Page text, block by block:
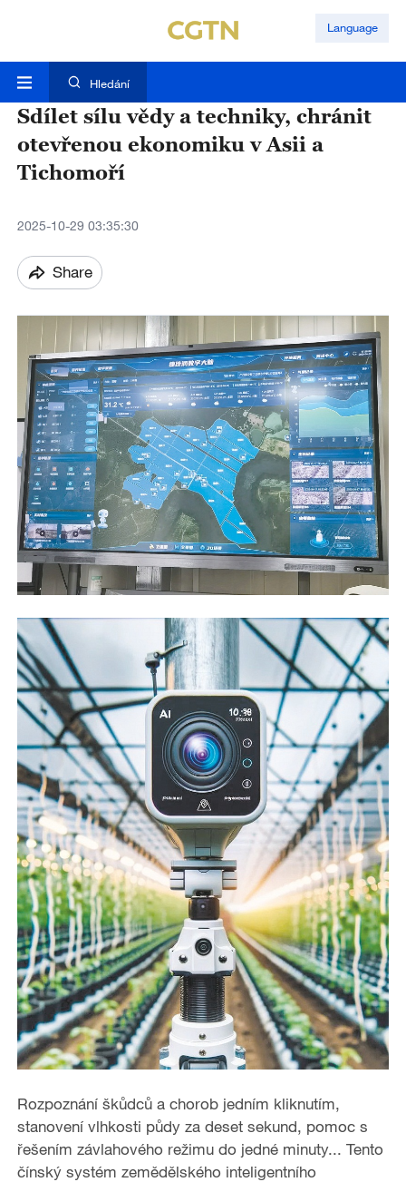
Language
Hledání
Sdílet sílu vědy a techniky, chránit
otevřenou ekonomiku v Asii a
Tichomoří​
2025-10-29 03:35:30
Share
Rozpoznání škůdců a chorob jedním kliknutím,
stanovení vlhkosti půdy za deset sekund, pomoc s
řešením závlahového režimu do jedné minuty... Tento
čínský systém zemědělského inteligentního